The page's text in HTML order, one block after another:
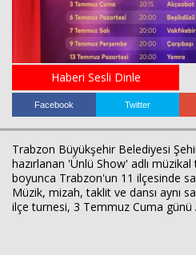
Haberi Sesli Dinle
Facebook Twitter
Trabzon Büyükşehir Belediyesi
hazırlanan 'Ünlü Show' adlı
boyunca Trabzon'un 11 ilçesinde
Müzik, mizah, taklit ve dansı aynı
ilçe turnesi, 3 Temmuz Cuma günü